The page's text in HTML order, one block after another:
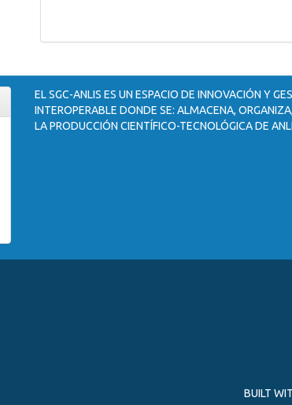
EL SGC-ANLIS ES UN ESPACIO DE INNOVACIÓN Y
INTEROPERABLE DONDE SE: ALMACENA,
LA PRODUCCIÓN CIENTÍFICO-TECNOLÓGICA DE
BUILT